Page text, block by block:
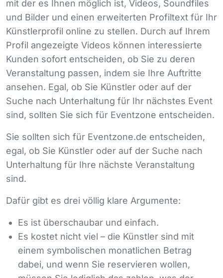
mit der es Ihnen möglich ist, Videos, Soundfiles
und Bilder und einen erweiterten Profiltext für Ihr
Künstlerprofil online zu stellen. Durch auf Ihrem
Profil angezeigte Videos können interessierte
Kunden sofort entscheiden, ob Sie zu deren
Veranstaltung passen, indem sie Ihre Auftritte
ansehen. Egal, ob Sie Künstler oder auf der
Suche nach Unterhaltung für Ihr nächstes Event
sind, sollten Sie sich für Eventzone entscheiden.
Sie sollten sich für Eventzone.de entscheiden,
egal, ob Sie Künstler oder auf der Suche nach
Unterhaltung für Ihre nächste Veranstaltung
sind.
Dafür gibt es drei völlig klare Argumente:
Es ist überschaubar und einfach.
Es kostet nicht viel – die Künstler sind mit
einem symbolischen monatlichen Betrag
dabei, und wenn Sie reservieren wollen,